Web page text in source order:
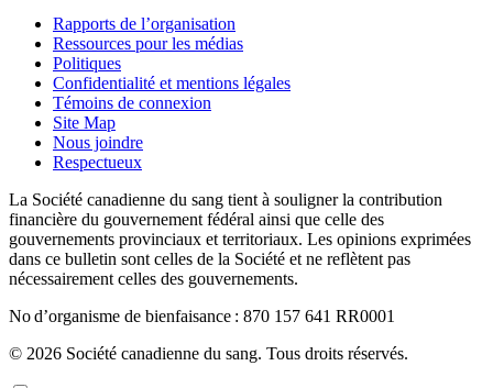
Rapports de l’organisation
Ressources pour les médias
Politiques
Confidentialité et mentions légales
Témoins de connexion
Site Map
Nous joindre
Respectueux
La Société canadienne du sang tient à souligner la contribution
financière du gouvernement fédéral ainsi que celle des
gouvernements provinciaux et territoriaux. Les opinions exprimées
dans ce bulletin sont celles de la Société et ne reflètent pas
nécessairement celles des gouvernements.
No d’organisme de bienfaisance : 870 157 641 RR0001
© 2026 Société canadienne du sang. Tous droits réservés.